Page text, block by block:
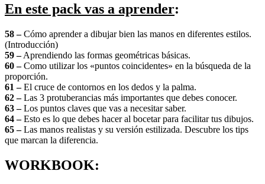
En este pack vas a aprender:
58 –Cómo aprender a dibujar bien las manos en diferentes estilos.
(Introducción)
59 –Aprendiendo las formas geométricas básicas.
60 –Como utilizar los «puntos coincidentes» en la búsqueda de la
proporción.
61 –El cruce de contornos en los dedos y la palma.
62 –Las 3 protuberancias más importantes que debes conocer.
63 –Los puntos claves que vas a necesitar saber.
64 –Esto es lo que debes hacer al bocetar para facilitar tus dibujos.
65 –Las manos realistas y su versión estilizada. Descubre los tips
que marcan la diferencia.
WORKBOOK: